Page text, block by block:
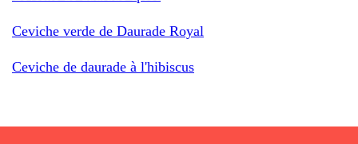
Ceviche verde de Daurade Royal
Ceviche de daurade à l'hibiscus